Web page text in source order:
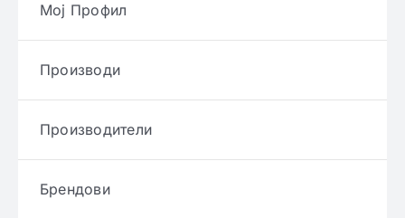
Мој Профил
Производи
Производители
Брендови